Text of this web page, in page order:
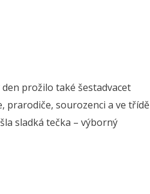
prožilo také šestadvacet
prarodiče, sourozenci a ve třídě
sladká tečka – výborný